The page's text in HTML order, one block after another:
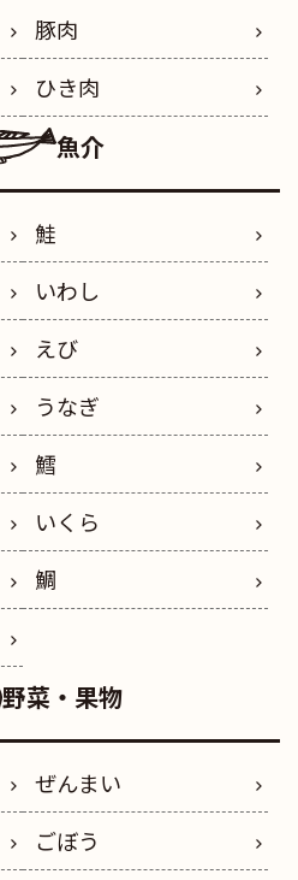
豚肉
ひき肉
魚介
鮭
いわし
えび
うなぎ
鱈
いくら
鯛
野菜・果物
ぜんまい
ごぼう